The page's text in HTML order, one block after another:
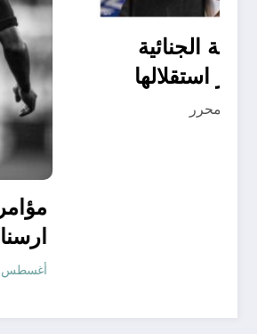
حماية المحكمة الجنائية
الدولية وتعزيز استقلالها
مسؤولية الدول الأطراف
أغسطس 6, 2026